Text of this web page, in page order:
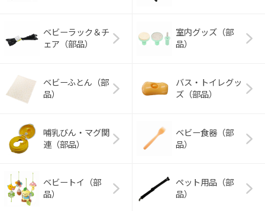
ベビーラック＆チ
ェア（部品）
室内グッズ（部
品）
ベビーふとん（部
品）
バス・トイレグッ
ズ（部品）
哺乳びん・マグ関
連（部品）
ベビー食器（部
品）
ベビートイ（部
品）
ペット用品（部
品）